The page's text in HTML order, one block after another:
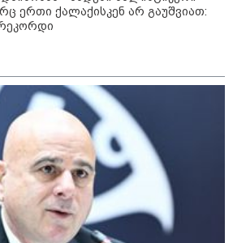
რუსმა ყოფილმა
უკრაინაში ომთან
არის ცნობილი
ერთი ქალაქისკენ არ გაუშვიათ: